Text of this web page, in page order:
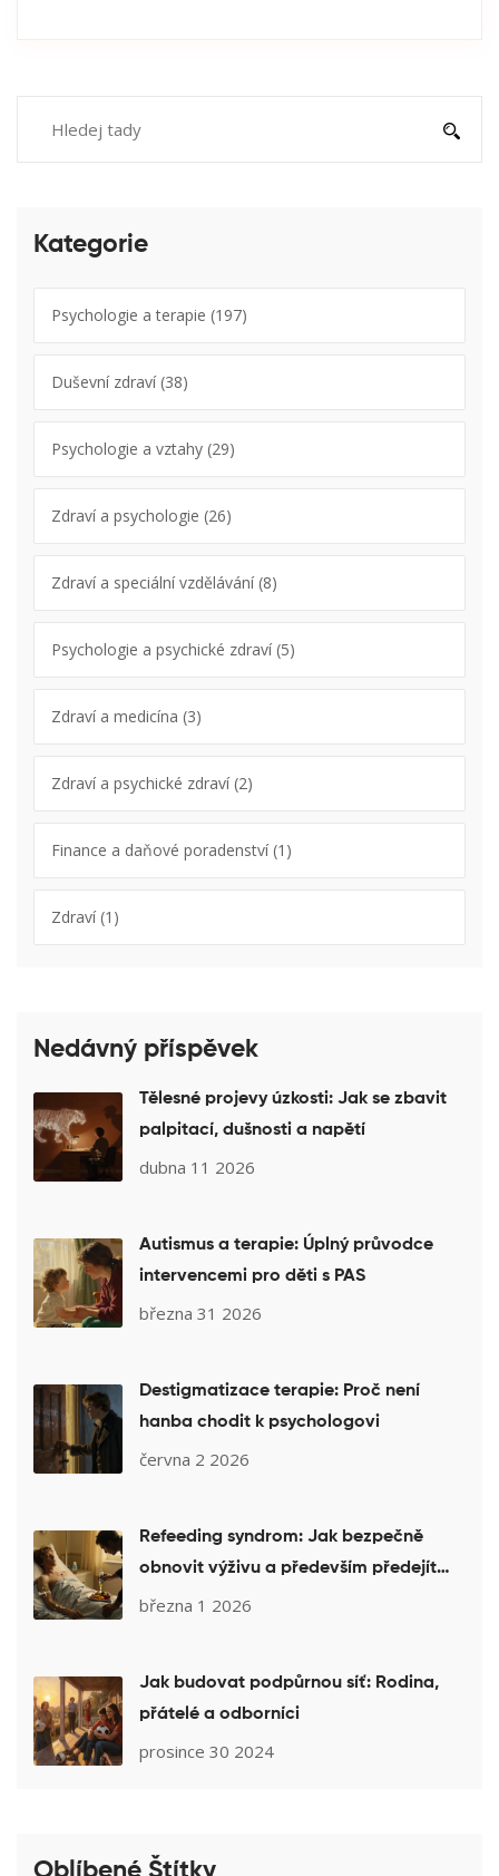
Kategorie
Psychologie a terapie (197)
Duševní zdraví(38)
Psychologie a vztahy (29)
Zdraví a psychologie (26)
Zdraví a speciální vzdělávání(8)
Psychologie a psychické zdraví(5)
Zdraví a medicína (3)
Zdraví a psychické zdraví(2)
Finance a daňové poradenství(1)
Zdraví(1)
Nedávný příspěvek
Tělesné projevy úzkosti: Jak se zbavit
palpitací, dušnosti a napětí
dubna 11 2026
Autismus a terapie: Úplný průvodce
intervencemi pro děti s PAS
března 31 2026
Destigmatizace terapie: Proč není
hanba chodit k psychologovi
června 2 2026
Refeeding syndrom: Jak bezpečně
obnovit výživu a především předejít
smrtelnému nebezpečí
března 1 2026
Jak budovat podpůrnou síť: Rodina,
přátelé a odborníci
prosince 30 2024